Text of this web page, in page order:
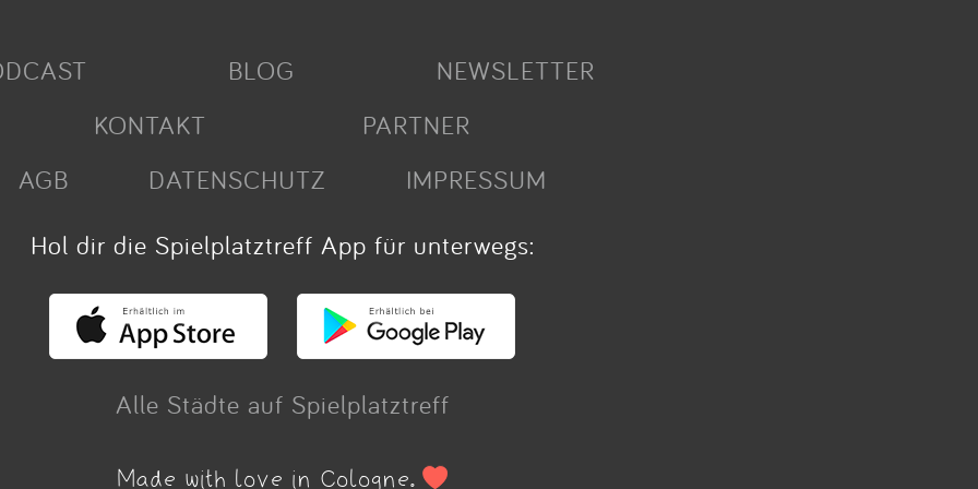
BLOG
NEWSLETTER
KONTAKT
PARTNER
AGB
DATENSCHUTZ
IMPRESSUM
Hol dir die Spielplatztreff App für unterwegs:
Alle Städte auf Spielplatztreff
Made with love in Cologne.